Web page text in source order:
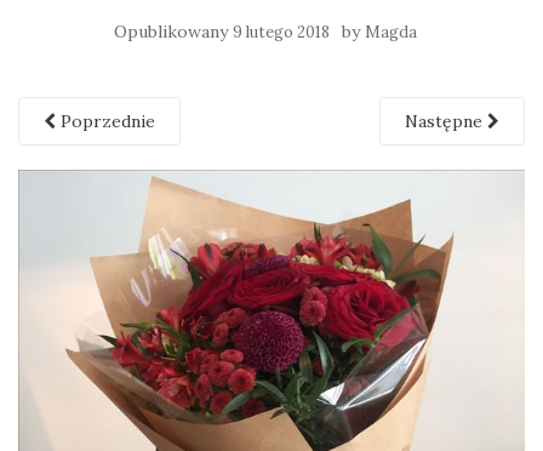
Opublikowany9 lutego 2018 by Magda
Poprzednie Następne